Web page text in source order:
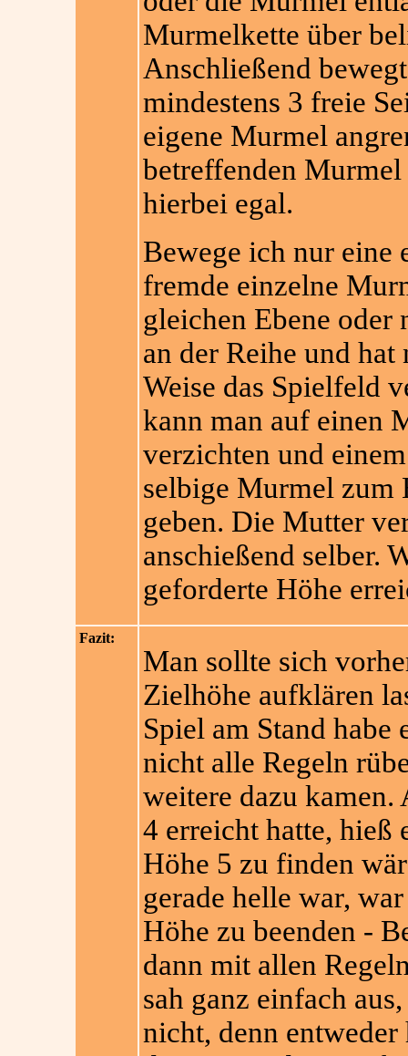
Murmelkette über
Anschließend
mindestens 3 freie
eigene Murmel
betreffenden
hierbei egal.
Bewege ich nur eine
fremde einzelne
gleichen Ebene oder
an der Reihe und
Weise das Spielfeld
kann man auf einen
verzichten und
selbige Murmel zum
geben. Die Mutter
anschießend selber.
geforderte Höhe
Fazit:
Man sollte sich
Zielhöhe aufklären
Spiel am Stand habe
nicht alle Regeln
weitere dazu
4 erreicht hatte, hieß
Höhe 5 zu finden
gerade helle war,
Höhe zu beenden -
dann mit allen
sah ganz einfach
nicht, denn